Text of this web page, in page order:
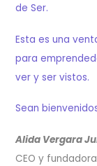
de Ser.
Esta es una
para
ver y ser vistos.
Sean
Alida Vergara
CEO y